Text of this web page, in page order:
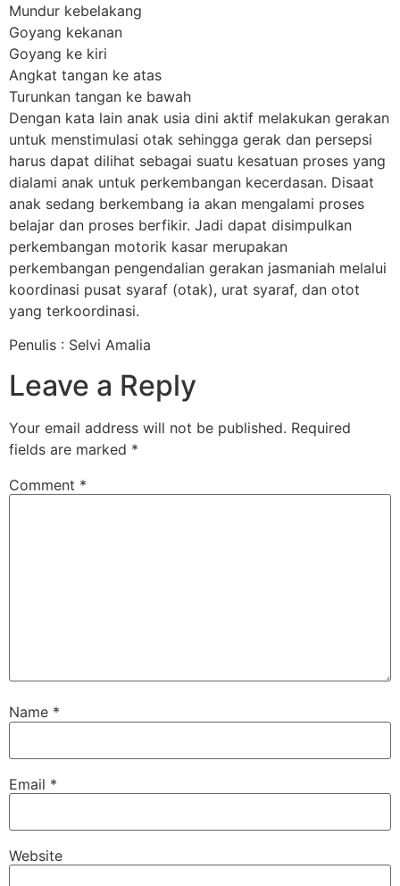
Mundur kebelakang
Goyang kekanan
Goyang ke kiri
Angkat tangan ke atas
Turunkan tangan ke bawah
Dengan kata lain anak usia dini aktif melakukan gerakan
untuk menstimulasi otak sehingga gerak dan persepsi
harus dapat dilihat sebagai suatu kesatuan proses yang
dialami anak untuk perkembangan kecerdasan. Disaat
anak sedang berkembang ia akan mengalami proses
belajar dan proses berfikir. Jadi dapat disimpulkan
perkembangan motorik kasar merupakan
perkembangan pengendalian gerakan jasmaniah melalui
koordinasi pusat syaraf (otak), urat syaraf, dan otot
yang terkoordinasi.
Penulis : Selvi Amalia
Leave a Reply
Your email address will not be published. Required
fields are marked *
Comment *
Name *
Email *
Website